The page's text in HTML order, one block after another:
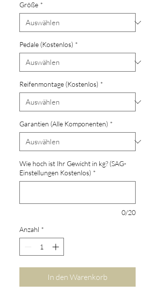
Größe *
Pedale (Kostenlos) *
Reifenmontage (Kostenlos) *
Garantien (Alle Komponenten) *
Wie hoch ist Ihr Gewicht in kg? (SAG-
Einstellungen Kostenlos) *
0/20
Anzahl *
In den Warenkorb